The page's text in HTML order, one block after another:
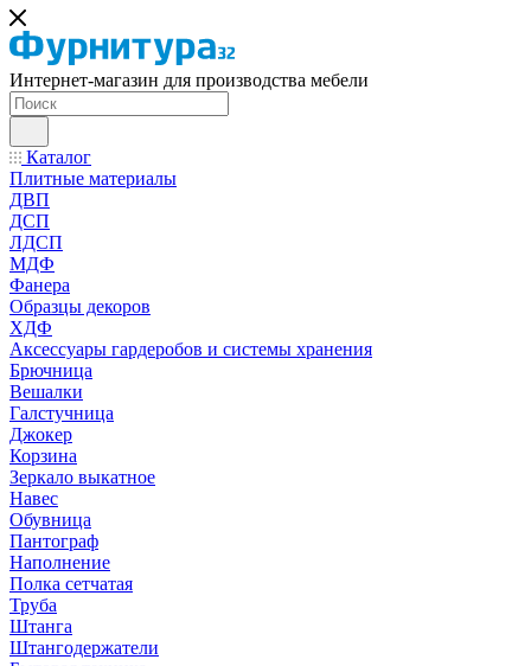
Интернет-магазин для производства мебели
Каталог
Плитные материалы
ДВП
ДСП
ЛДСП
МДФ
Фанера
Образцы декоров
ХДФ
Аксессуары гардеробов и системы хранения
Брючница
Вешалки
Галстучница
Джокер
Корзина
Зеркало выкатное
Навес
Обувница
Пантограф
Наполнение
Полка сетчатая
Труба
Штанга
Штангодержатели